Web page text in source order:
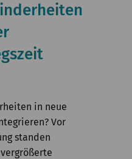
in neue
Vor
standen